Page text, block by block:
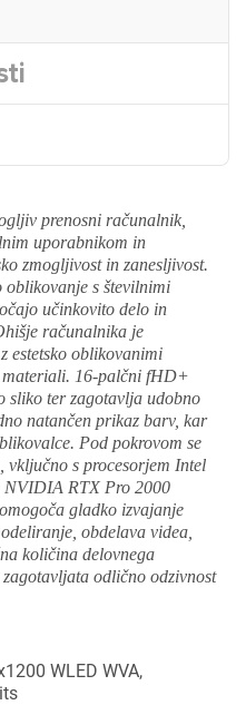
prenosni računalnik,
uporabnikom in
zmogljivost in zanesljivost.
oblikovanje s številnimi
učinkovito delo in
računalnika je
estetsko oblikovanimi
16-palčni fHD+
sliko ter zagotavlja udobno
natančen prikaz barv, kar
Pod pokrovom se
vključno s procesorjem Intel
RTX Pro 2000
gladko izvajanje
obdelava videa,
količina delovnega
odlično odzivnost
WLED WVA,